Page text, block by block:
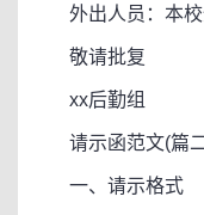
外出人员：本校
敬请批复
xx后勤组
请示函范文(篇
一、请示格式